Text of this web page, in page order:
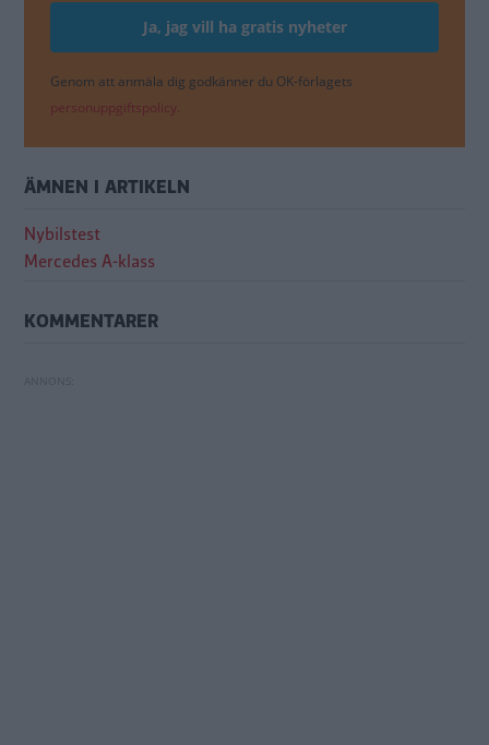
Genom att anmäla dig godkänner du OK-förlagets
personuppgiftspolicy.
ÄMNEN I ARTIKELN
Nybilstest
Mercedes A-klass
KOMMENTARER